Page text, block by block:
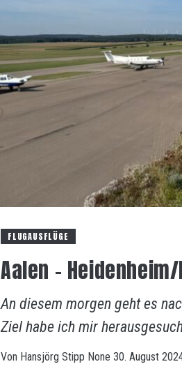
FLUGAUSFLÜGE
Aalen –
An diesem morgen geht es
Ziel habe ich mir
Von Hansjörg Stipp None 30. August